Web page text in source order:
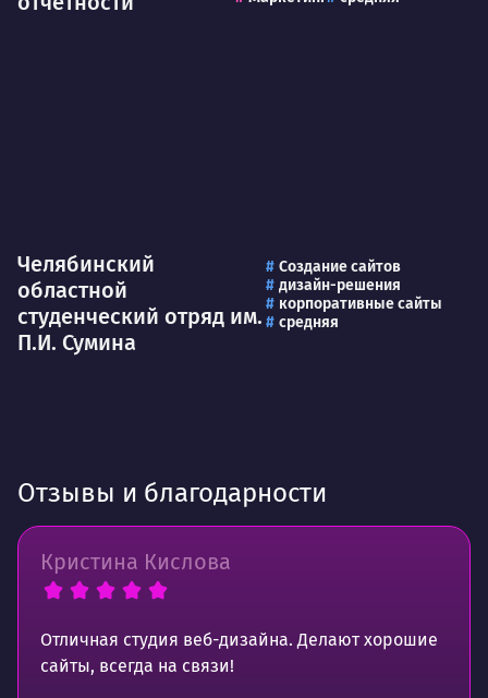
Челябинский
областной
студенческий отряд им.
П.И. Сумина
Создание сайтов
дизайн-решения
корпоративные сайты
средняя
Отзывы и благодарности
Кристина Кислова
Отличная студия веб-дизайна. Делают хорошие
сайты, всегда на связи!